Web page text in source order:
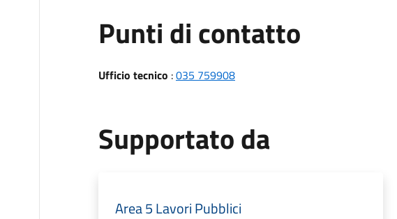
Punti di contatto
Ufficio tecnico :035 759908
Supportato da
Area 5 Lavori Pubblici